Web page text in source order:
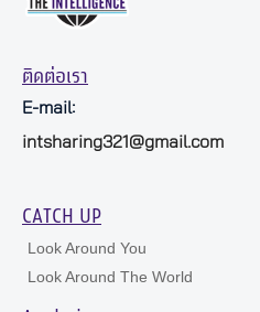
ติดต่อเรา
E-mail:
intsharing321@gmail.com
CATCH UP
Look Around You
Look Around The World